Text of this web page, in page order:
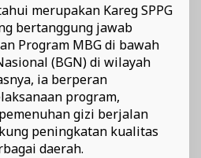
merupakan Kareg SPPG
bertanggung jawab
Program MBG di bawah
(BGN) di wilayah
ia berperan
program,
gizi berjalan
peningkatan kualitas
daerah.